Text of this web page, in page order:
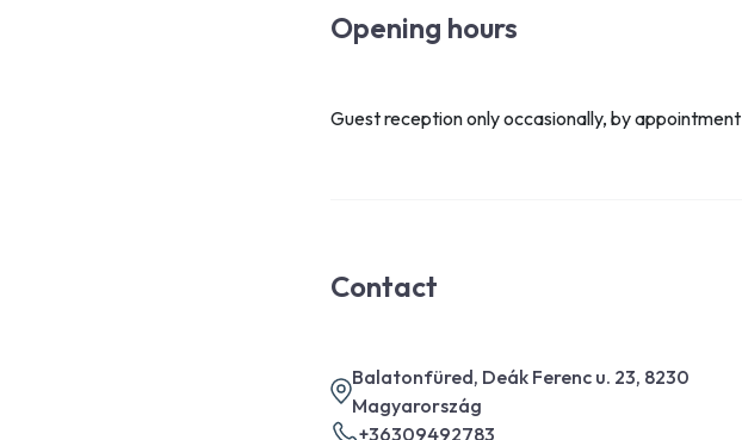
Opening hours
Guest reception only occasionally, by appointment
Contact
Balatonfüred, Deák Ferenc u. 23, 8230
Magyarország
+36309492783